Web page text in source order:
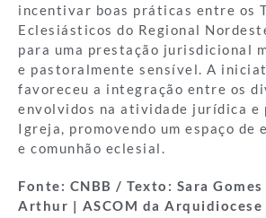
incentivar boas práticas entre os
Eclesiásticos do Regional
para uma prestação jurisdicional
e pastoralmente sensível. A
favoreceu a integração entre os
envolvidos na atividade jurídica e
Igreja, promovendo um espaço de
e comunhão eclesial.
Fonte: CNBB / Texto: Sara
Arthur | ASCOM da Arquidiocese